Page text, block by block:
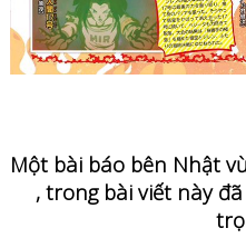
Một bài báo bên Nhật
, trong bài viết này